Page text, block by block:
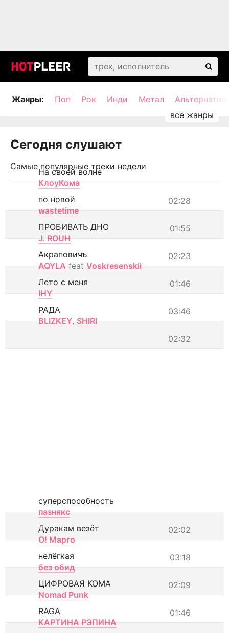
Жанры: Поп Рок Инди Метал
Сегодня слушают
Самые популярные треки недели
На своей волне
КлоуКома
02:28
по новой
wastetime
01:55
ПРОБИВАТЬ ДНО
J. ROUH
02:23
Акраповичъ
AQYLA feat Voskresenskii
01:46
Лето с меня
IHY
03:46
РАДА
BLIZKEY, SHIRI
02:32
суперспособность
пазнякс
02:02
Дуракам везёт
О! Марго
03:18
нелёгкая
без обид
02:09
ЦИФРОВАЯ КОМА
Nomad Punk
01:46
RAGA
КАРТИНА РЭПИНА